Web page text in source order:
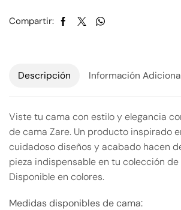
Compartir:
Descripción Información
Viste tu cama con estilo y elegancia
de cama Zare. Un producto inspirado
cuidadoso diseños y acabado hacen
pieza indispensable en tu colección
Disponible en colores.
Medidas disponibles de cama: